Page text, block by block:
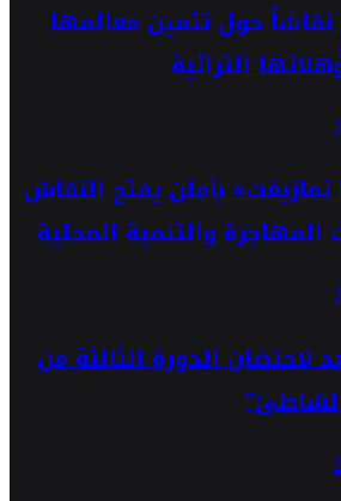
نقاشاً حول تثمين معالمها
التراثية
تمازيغت» بأملن يفتح النقاش
والتنمية المحلية
لاحتضان الدورة الثالثة من